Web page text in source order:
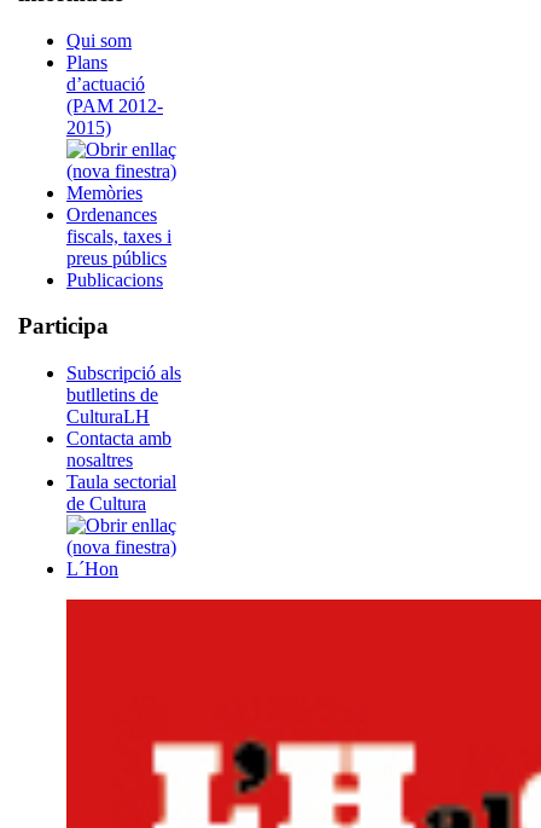
Qui som
Plans
d’actuació
(PAM 2012-
2015)
Memòries
Ordenances
fiscals, taxes i
preus públics
Publicacions
Participa
Subscripció als
butlletins de
CulturaLH
Contacta amb
nosaltres
Taula sectorial
de Cultura
L´Hon